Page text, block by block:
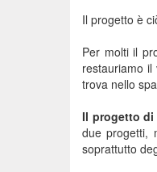
Il progetto è
Per molti il
restauriamo
trova nello
Il progetto
due progetti,
soprattutto